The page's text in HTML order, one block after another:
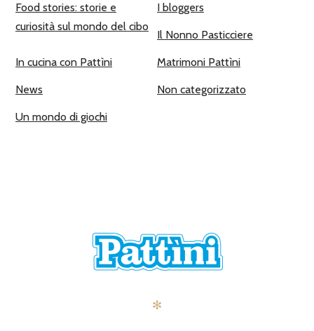
Food stories: storie e
curiosità sul mondo del cibo
I bloggers
Il Nonno Pasticciere
In cucina con Pattìni Matrimoni Pattìni
News Non categorizzato
Un mondo di giochi
✻